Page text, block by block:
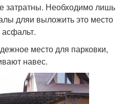
затратны. Необходимо лишь
дляи выложить это место
асфальт.
место для парковки,
навес.